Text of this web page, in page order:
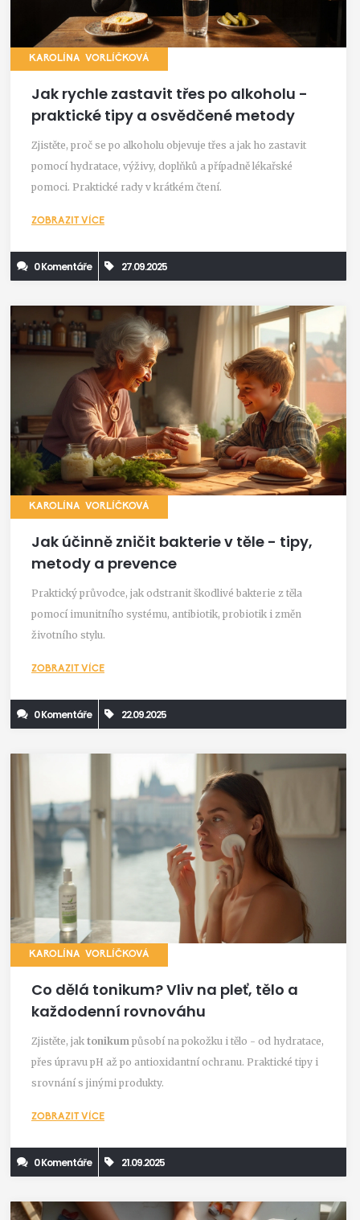
KAROLÍNA VORLÍČKOVÁ
Jak rychle zastavit třes po alkoholu -
praktické tipy a osvědčené metody
Zjistěte, proč se po alkoholu objevuje třes a jak ho zastavit
pomocí hydratace, výživy, doplňků a případně lékařské
pomoci. Praktické rady v krátkém čtení.
ZOBRAZIT VÍCE
0 Komentáře 27.09.2025
KAROLÍNA VORLÍČKOVÁ
Jak účinně zničit bakterie v těle - tipy,
metody a prevence
Praktický průvodce, jak odstranit škodlivé bakterie z těla
pomocí imunitního systému, antibiotik, probiotik i změn
životního stylu.
ZOBRAZIT VÍCE
0 Komentáře 22.09.2025
KAROLÍNA VORLÍČKOVÁ
Co dělá tonikum? Vliv na pleť, tělo a
každodenní rovnováhu
Zjistěte, jak tonikum působí na pokožku i tělo - od hydratace,
přes úpravu pH až po antioxidantní ochranu. Praktické tipy i
srovnání s jinými produkty.
ZOBRAZIT VÍCE
0 Komentáře 21.09.2025